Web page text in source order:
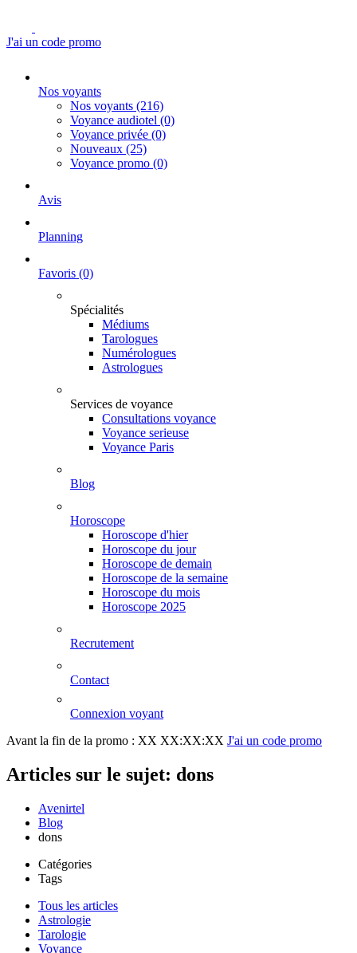
J'ai un code promo
Nos voyants
Nos voyants (216)
Voyance audiotel (0)
Voyance privée (0)
Nouveaux (25)
Voyance promo (0)
Avis
Planning
Favoris (0)
Spécialités
Médiums
Tarologues
Numérologues
Astrologues
Services de voyance
Consultations voyance
Voyance serieuse
Voyance Paris
Blog
Horoscope
Horoscope d'hier
Horoscope du jour
Horoscope de demain
Horoscope de la semaine
Horoscope du mois
Horoscope 2025
Recrutement
Contact
Connexion voyant
Avant la fin de la promo : XX XX:XX:XX J'ai un code promo
Articles sur le sujet: dons
Avenirtel
Blog
dons
Catégories
Tags
Tous les articles
Astrologie
Tarologie
Voyance